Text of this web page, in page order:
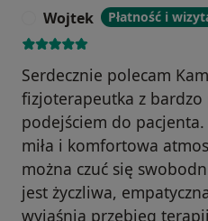
Wojtek Płatność i
Serdecznie polecam
fizjoterapeutka z
podejściem do
miła i komfortowa
można czuć się
jest życzliwa,
wyjaśnia przebieg